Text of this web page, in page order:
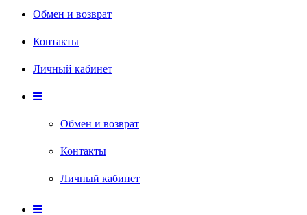
Обмен и возврат
Контакты
Личный кабинет
Обмен и возврат
Контакты
Личный кабинет